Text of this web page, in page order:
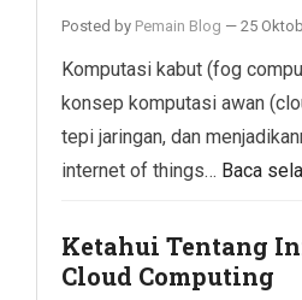
Posted by Pemain Blog — 25
Komputasi kabut (fog
konsep komputasi awan
tepi jaringan, dan
internet of things… Baca
Ketahui Tentang
Cloud Computing